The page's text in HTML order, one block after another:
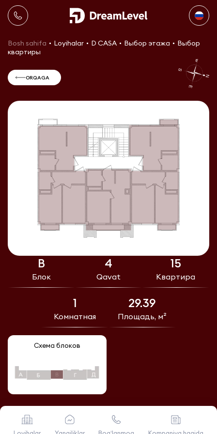
Bosh sahifa Loyihalar D CASA Выбор этажа
Выбор
квартиры
В
Блок
4
Qavat
15
Квартира
1
Комнатная
29.39
Площадь, м²
Схема блоков
ORQAGA